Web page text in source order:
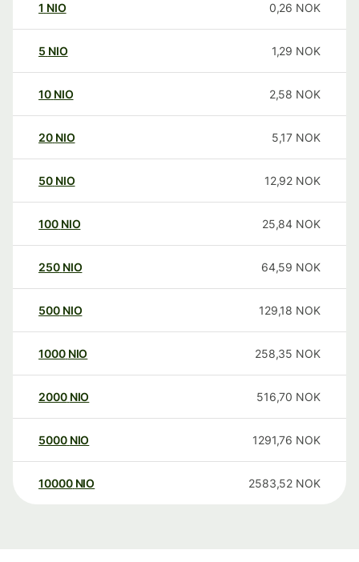
1 NIO 0,26 NOK
5 NIO 1,29 NOK
10 NIO 2,58 NOK
20 NIO 5,17 NOK
50 NIO 12,92 NOK
100 NIO 25,84 NOK
250 NIO 64,59 NOK
500 NIO 129,18 NOK
1000 NIO 258,35 NOK
2000 NIO 516,70 NOK
5000 NIO 1291,76 NOK
10000 NIO 2583,52 NOK